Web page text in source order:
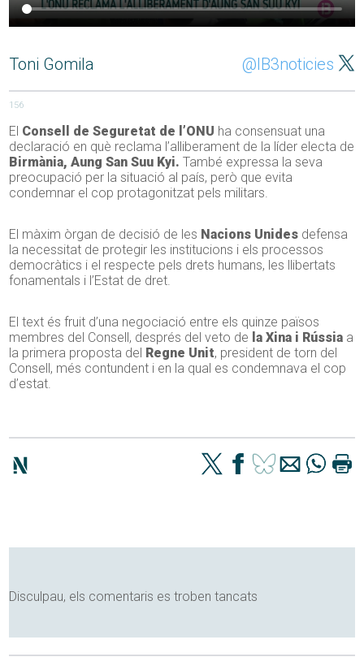
Toni Gomila @IB3noticies
156
El Consell de Seguretat de l’ONU ha consensuat una
declaració en què reclama l’alliberament de la líder electa de
Birmània, Aung San Suu Kyi. També expressa la seva
preocupació per la situació al país, però que evita
condemnar el cop protagonitzat pels militars.
El màxim òrgan de decisió de les Nacions Unides defensa
la necessitat de protegir les institucions i els processos
democràtics i el respecte pels drets humans, les llibertats
fonamentals i l’Estat de dret.
El text és fruit d’una negociació entre els quinze països
membres del Consell, després del veto de la Xina i Rússia a
la primera proposta del Regne Unit, president de torn del
Consell, més contundent i en la qual es condemnava el cop
d’estat.
Disculpau, els comentaris es troben tancats